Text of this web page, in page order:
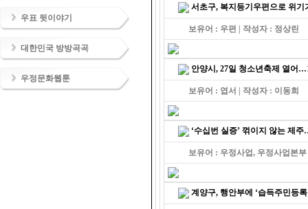
우표 뒷이야기
대한민국 방방곡곡
우정문화웹툰
서초구, 복지등기우편으로 위기
보유어 : 우편 | 작성자 : 정상린
안양시, 27일 청소년축제 열어
보유어 : 엽서 | 작성자 : 이동희
‘수십번 실증’ 꺾이지 않는 제
보유어 : 우정사업, 우정사업본
계양구, 행안부에 ‘습득주민등